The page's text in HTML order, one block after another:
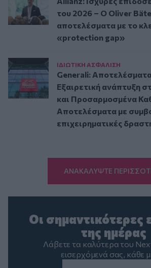
του 2026 – Ο Oliver
αποτελέσματα με το
«protection gap»
ΙΔΙΩΤΙΚΗ ΑΣΦAΛΙΣΗ
Generali:
Εξαιρετική ανάπτυξη
και Προσαρμοσμένα
Αποτελέσματα με
επιχειρηματικές
ΑΝΑΚΑΛΥΨΤΕ
Οι σημαντικότερες
της ημέρας
Λάβετε τα καλύτερα του
εισερχόμενά σας, κάθε